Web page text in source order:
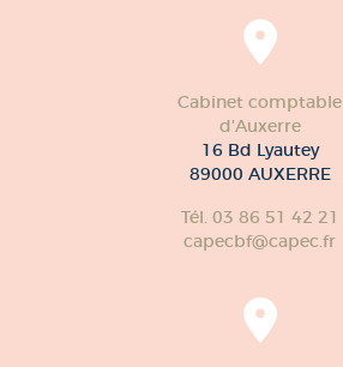
Cabinet comptable
d'Auxerre
16 Bd Lyautey
89000 AUXERRE
Tél. 03 86 51 42 21
capecbf@capec.fr